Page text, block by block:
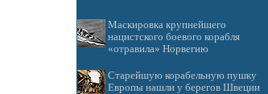
Маскировка крупнейшего
нацистского боевого корабля
«отравила» Норвегию
Старейшую корабельную пушку
Европы нашли у берегов Швеции